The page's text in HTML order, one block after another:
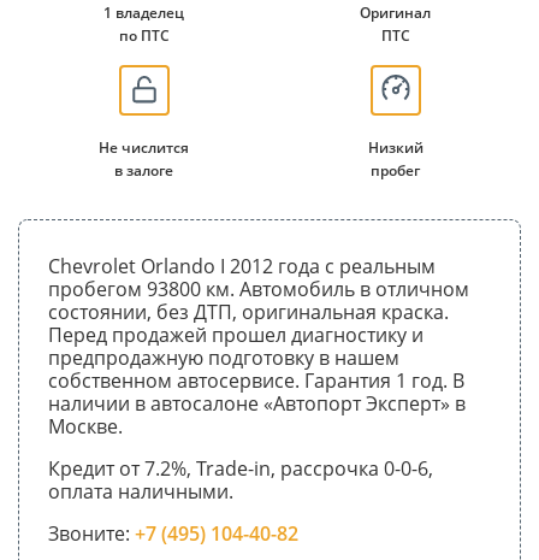
1 владелец
по ПТС
Оригинал
ПТС
Не числится
в залоге
Низкий
пробег
Chevrolet Orlando I 2012 года с реальным
пробегом 93800 км. Автомобиль в отличном
состоянии, без ДТП, оригинальная краска.
Перед продажей прошел диагностику и
предпродажную подготовку в нашем
собственном автосервисе. Гарантия 1 год. В
наличии в автосалоне «Автопорт Эксперт» в
Москве.
Кредит от 7.2%, Trade-in, рассрочка 0-0-6,
оплата наличными.
Звоните: +7 (495) 104-40-82